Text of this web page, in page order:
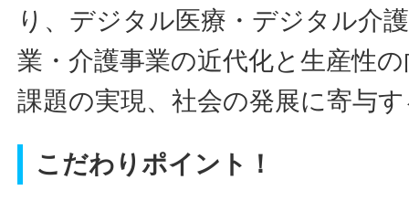
り、デジタル医療・デジタル介
業・介護事業の近代化と生産性
課題の実現、社会の発展に寄与
こだわりポイント！